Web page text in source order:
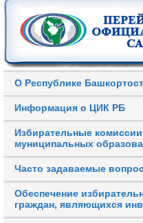
О Республике
Информация о ЦИК РБ
Избирательные комиссии
муниципальных
Часто задаваемые
Обеспечение
граждан, являющихся